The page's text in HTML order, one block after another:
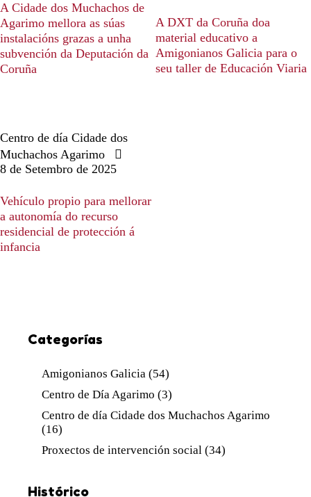
A Cidade dos Muchachos de
Agarimo mellora as súas
instalacións grazas a unha
subvención da Deputación da
Coruña
A DXT da Coruña doa
material educativo a
Amigonianos Galicia para o
seu taller de Educación Viaria
Centro de día Cidade dos
Muchachos Agarimo
8 de Setembro de 2025
Vehículo propio para mellorar
a autonomía do recurso
residencial de protección á
infancia
Categorías
Amigonianos Galicia (54)
Centro de Día Agarimo (3)
Centro de día Cidade dos Muchachos Agarimo
(16)
Proxectos de intervención social (34)
Histórico